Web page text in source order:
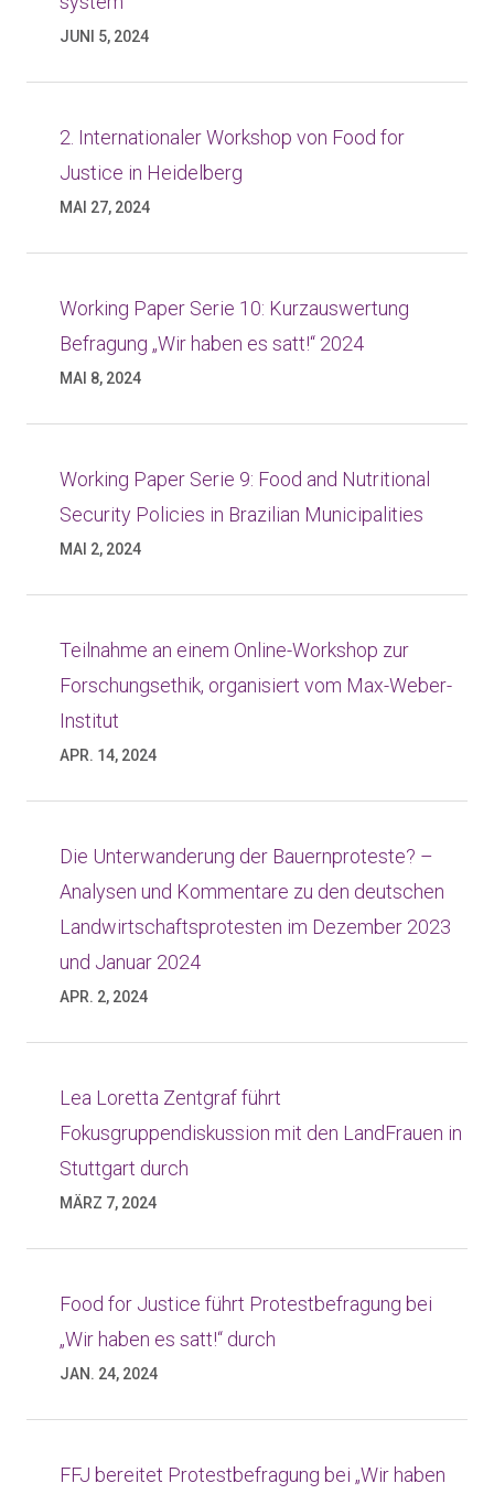
JUNI 5, 2024
2. Internationaler Workshop von Food for
Justice in Heidelberg
MAI 27, 2024
Working Paper Serie 10: Kurzauswertung
Befragung „Wir haben es satt!“ 2024
MAI 8, 2024
Working Paper Serie 9: Food and Nutritional
Security Policies in Brazilian Municipalities
MAI 2, 2024
Teilnahme an einem Online-Workshop zur
Forschungsethik, organisiert vom Max-Weber-
Institut
APR. 14, 2024
Die Unterwanderung der Bauernproteste? –
Analysen und Kommentare zu den deutschen
Landwirtschaftsprotesten im Dezember 2023
und Januar 2024
APR. 2, 2024
Lea Loretta Zentgraf führt
Fokusgruppendiskussion mit den LandFrauen in
Stuttgart durch
MÄRZ 7, 2024
Food for Justice führt Protestbefragung bei
„Wir haben es satt!“ durch
JAN. 24, 2024
FFJ bereitet Protestbefragung bei „Wir haben